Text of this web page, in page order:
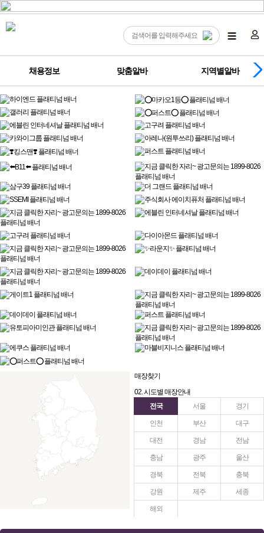
채용정보 맞춤알바 지역별알바
매장찾기
02. 시도별 매장안내
전국
서울 경기
인천 부산 대구
대전 경남 전남
충남 광주 울산
경북 전북 충북
강원 제주 세종
해외